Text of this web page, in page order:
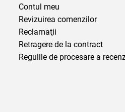
Contul meu
Revizuirea comenzilor
Reclamaţii
Retragere de la contract
Regulile de procesare a